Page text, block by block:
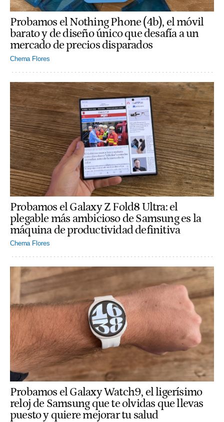
Probamos el Nothing Phone (4b), el móvil
barato y de diseño único que desafía a un
mercado de precios disparados
Chema Flores
Probamos el Galaxy Z Fold8 Ultra: el
plegable más ambicioso de Samsung es la
máquina de productividad definitiva
Chema Flores
Probamos el Galaxy Watch9, el ligerísimo
reloj de Samsung que te olvidas que llevas
puesto y quiere mejorar tu salud